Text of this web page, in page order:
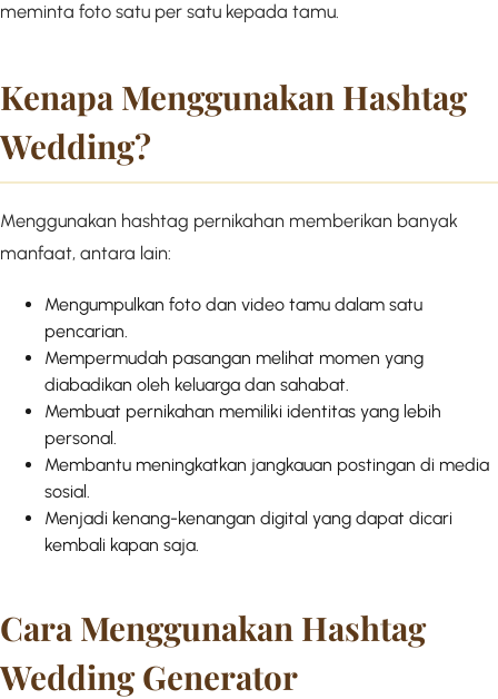
meminta foto satu per satu kepada tamu.
Kenapa Menggunakan Hashtag
Wedding?
Menggunakan hashtag pernikahan memberikan banyak
manfaat, antara lain:
Mengumpulkan foto dan video tamu dalam satu
pencarian.
Mempermudah pasangan melihat momen yang
diabadikan oleh keluarga dan sahabat.
Membuat pernikahan memiliki identitas yang lebih
personal.
Membantu meningkatkan jangkauan postingan di media
sosial.
Menjadi kenang-kenangan digital yang dapat dicari
kembali kapan saja.
Cara Menggunakan Hashtag
Wedding Generator